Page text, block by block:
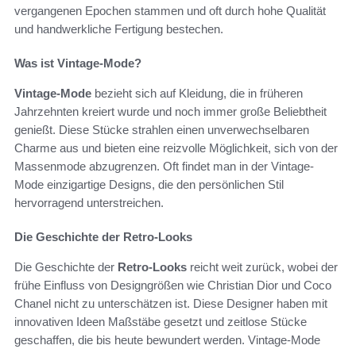
vergangenen Epochen stammen und oft durch hohe Qualität
und handwerkliche Fertigung bestechen.
Was ist Vintage-Mode?
Vintage-Mode bezieht sich auf Kleidung, die in früheren
Jahrzehnten kreiert wurde und noch immer große Beliebtheit
genießt. Diese Stücke strahlen einen unverwechselbaren
Charme aus und bieten eine reizvolle Möglichkeit, sich von der
Massenmode abzugrenzen. Oft findet man in der Vintage-
Mode einzigartige Designs, die den persönlichen Stil
hervorragend unterstreichen.
Die Geschichte der Retro-Looks
Die Geschichte der Retro-Looks reicht weit zurück, wobei der
frühe Einfluss von Designgrößen wie Christian Dior und Coco
Chanel nicht zu unterschätzen ist. Diese Designer haben mit
innovativen Ideen Maßstäbe gesetzt und zeitlose Stücke
geschaffen, die bis heute bewundert werden. Vintage-Mode